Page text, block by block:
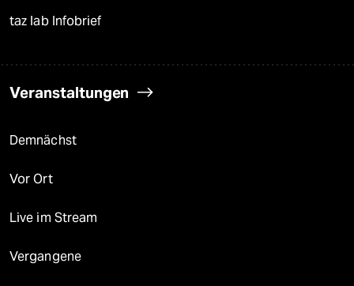
taz lab Infobrief
Veranstaltungen
Demnächst
Vor Ort
Live im Stream
Vergangene